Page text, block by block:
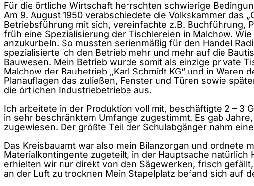
Für die örtliche Wirtschaft herrschten schwierige
Am 9. August 1950 verabschiedete die Volkskammer das
Betriebsführung mit sich, vereinfachte z.B. Buchführung,
früh eine Spezialisierung der Tischlereien in Malchow.
anzukurbeln. So mussten serienmäßig für den Handel
spezialisierte ich den Betrieb mehr und mehr auf die
Bauwesen. Mein Betrieb wurde somit als einzige private
Malchow der Baubetrieb „Karl Schmidt KG“ und in Waren
Planauflagen das zuließen, Fenster und Türen sowie
die örtlichen Industriebetriebe aus.
Ich arbeitete in der Produktion voll mit, beschäftigte 2 – 3
in sehr beschränktem Umfange zugestimmt. Es gab
zugewiesen. Der größte Teil der Schulabgänger nahm
Das Kreisbauamt war also mein Bilanzorgan und ordnete
Materialkontingente zugeteilt, in der Hauptsache natürlich
erhielten wir nur direkt von den Sägewerken, frisch
an der Luft zu trocknen Mein Stapelplatz befand sich auf